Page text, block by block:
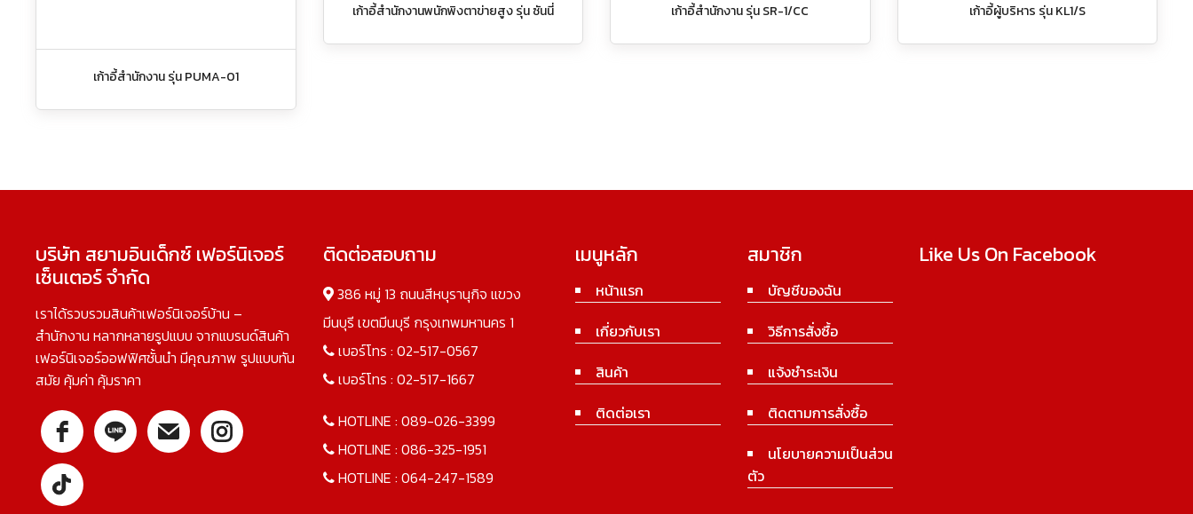
เก้าอี้สำนักงาน รุ่น PUMA-01
เก้าอี้สำนักงานพนักพิงตาข่ายสูง รุ่น ซันนี่ เก้าอี้สำนักงาน รุ่น SR-1/CC เก้าอี้ผู้บริหาร รุ่น KL1/S
บริษัท สยามอินเด็กซ์ เฟอร์นิเจอร์
เซ็นเตอร์ จำกัด
เราได้รวบรวมสินค้าเฟอร์นิเจอร์บ้าน –
สำนักงาน หลากหลายรูปแบบ จากแบรนด์สินค้า
เฟอร์นิเจอร์ออฟฟิศชั้นนำ มีคุณภาพ รูปแบบทัน
สมัย คุ้มค่า คุ้มราคา
ติดต่อสอบถาม
386 หมู่ 13 ถนนสีหบุรานุกิจ แขวง
มีนบุรี เขตมีนบุรี กรุงเทพมหานคร 1
เบอร์โทร : 02-517-0567
เบอร์โทร : 02-517-1667
HOTLINE : 089-026-3399
HOTLINE : 086-325-1951
HOTLINE : 064-247-1589
เมนูหลัก
หน้าแรก
เกี่ยวกับเรา
สินค้า
ติดต่อเรา
สมาชิก
บัญชีของฉัน
วิธีการสั่งซื้อ
แจ้งชำระเงิน
ติดตามการสั่งซื้อ
นโยบายความเป็นส่วน
ตัว
Like Us On Facebook